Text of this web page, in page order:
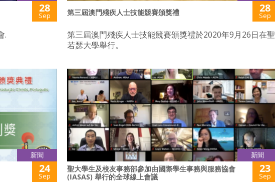
28
Sep
.
第三屆澳門殘疾人士技能競賽頒獎禮 28
Sep
第三屆澳門殘疾人士技能競賽頒獎禮於2020年9月26日在聖
若瑟大學舉行。
新聞
24
Sep
新聞
聖大學生及校友事務部參加由國際學生事務與服務協會
(IASAS) 舉行的全球線上會議
23
Sep